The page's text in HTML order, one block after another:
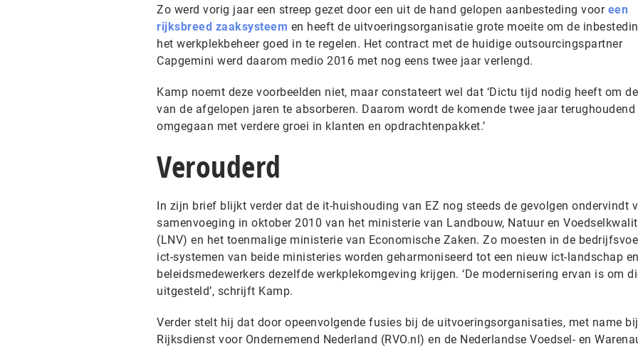
Zo werd vorig jaar een streep gezet door een uit de hand gelopen aanbesteding voor een
rijksbreed zaaksysteem en heeft de uitvoeringsorganisatie grote moeite om de
het werkplekbeheer goed in te regelen. Het contract met de huidige outsourcingspartner
Capgemini werd daarom medio 2016 met nog eens twee jaar verlengd.
Kamp noemt deze voorbeelden niet, maar constateert wel dat ‘Dictu tijd nodig heeft om
van de afgelopen jaren te absorberen. Daarom wordt de komende twee jaar terughoudend
omgegaan met verdere groei in klanten en opdrachtenpakket.’
Verouderd
In zijn brief blijkt verder dat de it-huishouding van EZ nog steeds de gevolgen ondervindt
samenvoeging in oktober 2010 van het ministerie van Landbouw, Natuur en
(LNV) en het toenmalige ministerie van Economische Zaken. Zo moesten in de
ict-systemen van beide ministeries worden geharmoniseerd tot een nieuw ict-landschap
beleidsmedewerkers dezelfde werkplekomgeving krijgen. ‘De modernisering ervan is om
uitgesteld’, schrijft Kamp.
Verder stelt hij dat door opeenvolgende fusies bij de uitvoeringsorganisaties, met name
Rijksdienst voor Ondernemend Nederland (RVO.nl) en de Nederlandse Voedsel- en